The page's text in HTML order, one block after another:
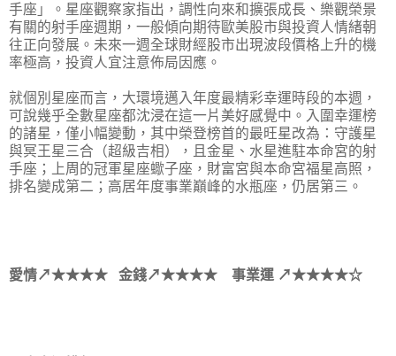
手座」。星座觀察家指出，調性向來和擴張成長、樂觀榮景
有關的射手座週期，一般傾向期待歐美股市與投資人情緒朝
往正向發展。未來一週全球財經股市出現波段價格上升的機
率極高，投資人宜注意佈局因應。
就個別星座而言，大環境邁入年度最精彩幸運時段的本週，
可說幾乎全數星座都沈浸在這一片美好感覺中。入圍幸運榜
的諸星，僅小幅變動，其中榮登榜首的最旺星改為：守護星
與冥王星三合（超級吉相），且金星、水星進駐本命宮的射
手座；上周的冠軍星座蠍子座，財富宮與本命宮福星高照，
排名變成第二；高居年度事業巔峰的水瓶座，仍居第三。
愛情↗★★★★ 金錢↗★★★★ 事業運 ↗★★★★☆